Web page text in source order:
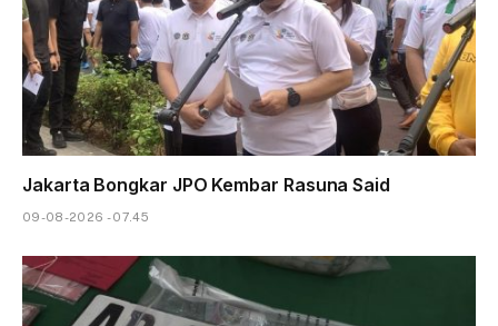
Jakarta Bongkar JPO Kembar Rasuna Said
09-08-2026 - 07.45